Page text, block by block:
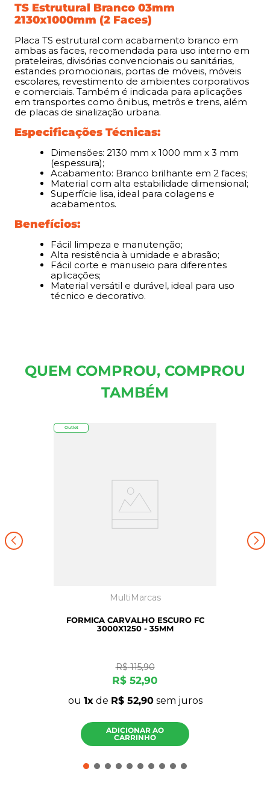
Benefícios:
Fácil limpeza e manutenção;
Alta resistência à umidade e abrasão;
Fácil corte e manuseio para diferentes
aplicações;
Material versátil e durável, ideal para uso técnico
e decorativo.
TS Estrutural Branco 03mm
2130x1000mm (2 Faces)
Placa TS estrutural com acabamento branco em
ambas as faces, recomendada para uso interno em
prateleiras, divisórias convencionais ou sanitárias,
estandes promocionais, portas de móveis, móveis
escolares, revestimento de ambientes corporativos
e comerciais. Também é indicada para aplicações
em transportes como ônibus, metrôs e trens, além
de placas de sinalização urbana.
Especificações Técnicas:
Dimensões: 2130 mm x 1000 mm x 3 mm
(espessura);
Acabamento: Branco brilhante em 2 faces;
Material com alta estabilidade dimensional;
Superfície lisa, ideal para colagens e
acabamentos.
Benefícios:
Fácil limpeza e manutenção;
Alta resistência à umidade e abrasão;
Fácil corte e manuseio para diferentes
aplicações;
Material versátil e durável, ideal para uso
técnico e decorativo.
QUEM COMPROU, COMPROU
TAMBÉM
Outlet
MultiMarcas
FORMICA CARVALHO ESCURO FC
3000X1250 - 35MM
R$ 115,90
R$ 52,90
ou 1 de R$ 52,90sem juros
ADICIONAR AO
CARRINHO